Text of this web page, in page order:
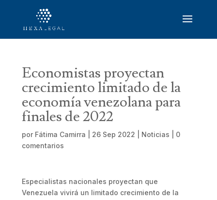
Economistas proyectan
crecimiento limitado de la
economía venezolana para
finales de 2022
por Fátima Camirra 26 Sep 2022 Noticias
0
comentarios
Especialistas nacionales proyectan que
Venezuela vivirá un limitado crecimiento de la